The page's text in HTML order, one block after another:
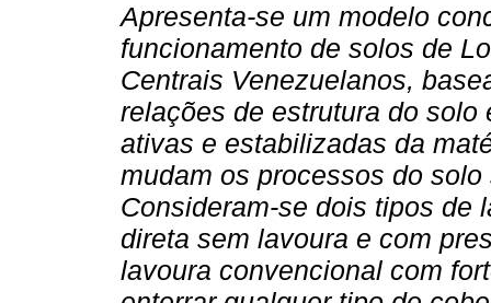
Apresenta-se um modelo
funcionamento de solos de
Centrais Venezuelanos,
relações de estrutura do solo
ativas e estabilizadas da
mudam os processos do
Consideram-se dois tipos de
direta sem lavoura e com
lavoura convencional com